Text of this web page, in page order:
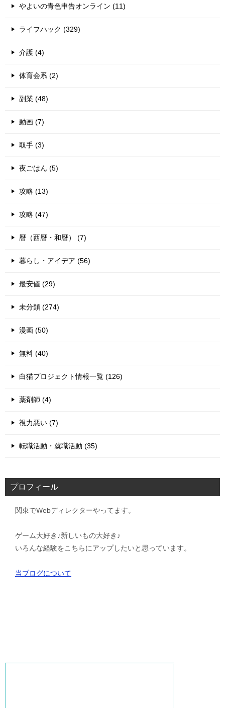
やよいの青色申告オンライン (11)
ライフハック (329)
介護 (4)
体育会系 (2)
副業 (48)
動画 (7)
取手 (3)
夜ごはん (5)
攻略 (13)
攻略 (47)
暦（西暦・和暦） (7)
暮らし・アイデア (56)
最安値 (29)
未分類 (274)
漫画 (50)
無料 (40)
白猫プロジェクト情報一覧 (126)
薬剤師 (4)
視力悪い (7)
転職活動・就職活動 (35)
プロフィール
関東でWebディレクターやってます。
ゲーム大好き♪新しいもの大好き♪
いろんな経験をこちらにアップしたいと思っています。
当ブログについて